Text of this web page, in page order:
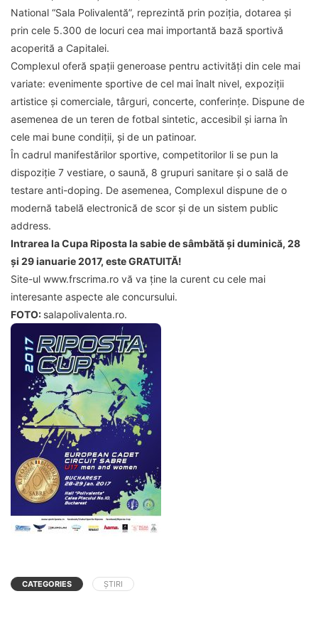
National “Sala Polivalentă”, reprezintă prin poziția, dotarea și
prin cele 5.300 de locuri cea mai importantă bază sportivă
acoperită a Capitalei.
Complexul oferă spații generoase pentru activități din cele mai
variate: evenimente sportive de cel mai înalt nivel, expoziții
artistice și comerciale, târguri, concerte, conferințe. Dispune de
asemenea de un teren de fotbal sintetic, accesibil și iarna în
cele mai bune condiții, și de un patinoar.
În cadrul manifestărilor sportive, competitorilor li se pun la
dispoziție 7 vestiare, o saună, 8 grupuri sanitare și o sală de
testare anti-doping. De asemenea, Complexul dispune de o
modernă tabelă electronică de scor și de un sistem public
address.
Intrarea la Cupa Riposta la sabie de sâmbătă și duminică, 28
și 29 ianuarie 2017, este GRATUITĂ!
Site-ul www.frscrima.ro vă va ține la curent cu cele mai
interesante aspecte ale concursului.
FOTO: salapolivalenta.ro.
CATEGORIES ȘTIRI